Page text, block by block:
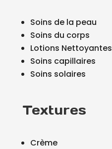
Soins de la peau
Soins du corps
Lotions Nettoyantes
Soins capillaires
Soins solaires
Textures
Crème